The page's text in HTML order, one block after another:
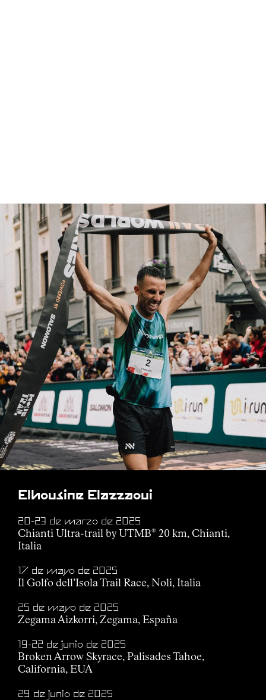
Elhousine Elazzaoui
20-23 de marzo de 2025
Chianti Ultra-trail by UTMB® 20 km, Chianti,
Italia
17 de mayo de 2025
Il Golfo dell’Isola Trail Race, Noli, Italia
25 de mayo de 2025
Zegama Aizkorri, Zegama, España
19-22 de junio de 2025
Broken Arrow Skyrace, Palisades Tahoe,
California, EUA
29 de junio de 2025